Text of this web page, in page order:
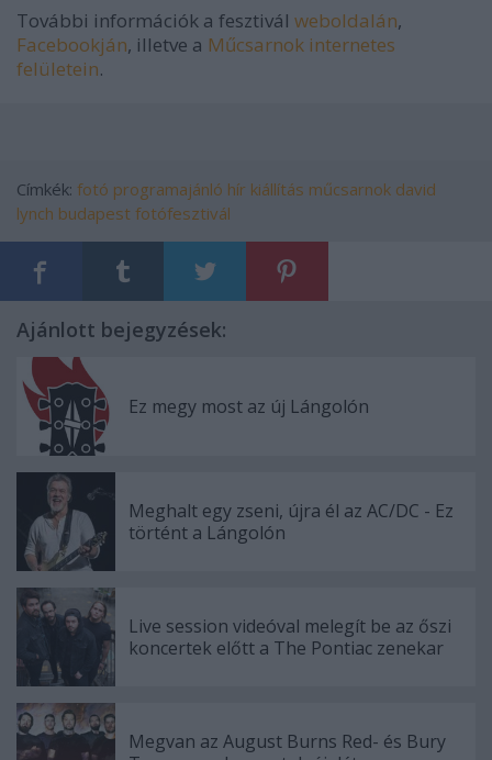
További információk a fesztivál weboldalán,
Facebookján, illetve a Műcsarnok internetes
felületein.
Címkék: fotó programajánló hír kiállítás műcsarnok david
lynch budapest fotófesztivál
Ajánlott bejegyzések:
Ez megy most az új Lángolón
Meghalt egy zseni, újra él az AC/DC - Ez
történt a Lángolón
Live session videóval melegít be az őszi
koncertek előtt a The Pontiac zenekar
Megvan az August Burns Red- és Bury